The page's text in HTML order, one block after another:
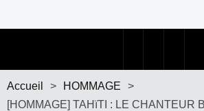
Accueil > HOMMAGE
>
[HOMMAGE] TAHïTI : LE CHANTEUR